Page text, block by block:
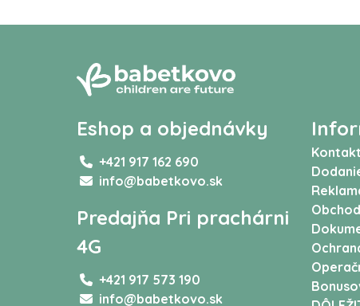
Eshop a objednávky
+421 917 162 690
info@babetkovo.sk
Predajňa Pri prachárni
4G
+421 917 573 190
info@babetkovo.sk
Kontakt